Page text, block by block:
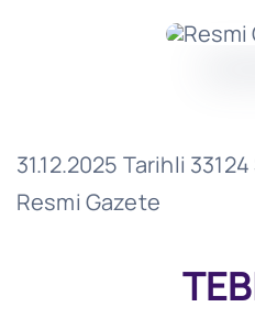
31.12.2025 Tarihli
Resmi Gazete